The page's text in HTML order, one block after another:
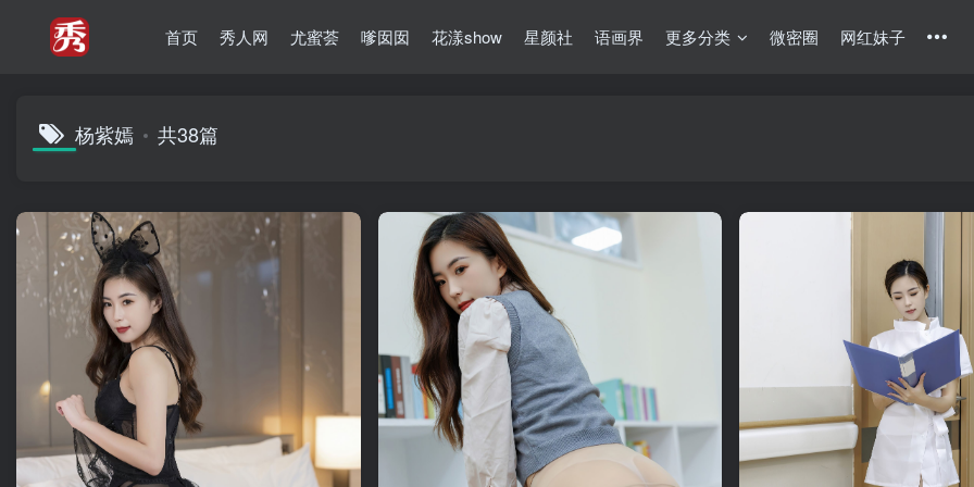
首页 秀人网 尤蜜荟 嗲囡囡 花漾show 星颜社 语画界 更多分类 微密圈 网红妹子
杨紫嫣 共38篇